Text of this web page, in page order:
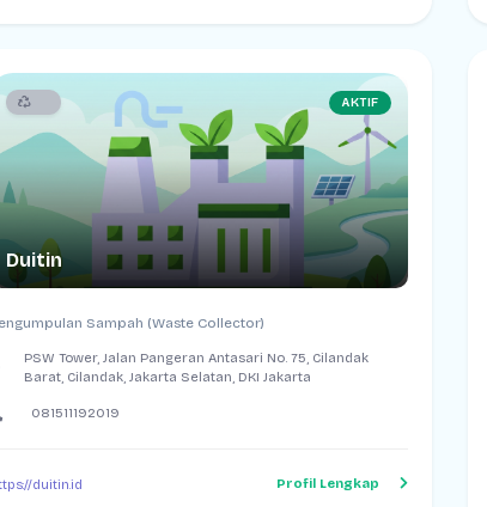
AKTIF
Duitin
Sampah (Waste Collector)
PSW Tower, Jalan Pangeran Antasari No. 75, Cilandak
Barat, Cilandak, Jakarta Selatan, DKI Jakarta
081511192019
duitin.id Profil Lengkap